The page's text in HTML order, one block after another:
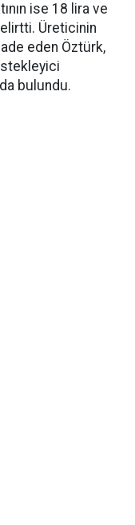
ise 18 lira ve
Üreticinin
eden Öztürk,
bulundu.